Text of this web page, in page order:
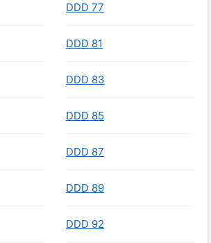
DDD 77
DDD 81
DDD 83
DDD 85
DDD 87
DDD 89
DDD 92